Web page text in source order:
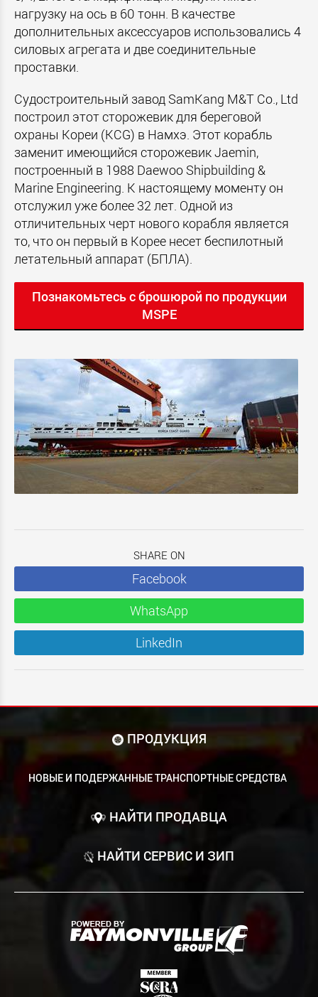
нагрузку на ось в 60 тонн. В качестве
дополнительных аксессуаров использовались 4
силовых агрегата и две соединительные
проставки.
Судостроительный завод SamKang M&T Co., Ltd
построил этот сторожевик для береговой
охраны Кореи (KCG) в Намхэ. Этот корабль
заменит имеющийся сторожевик Jaemin,
построенный в 1988 Daewoo Shipbuilding &
Marine Engineering. К настоящему моменту он
отслужил уже более 32 лет. Одной из
отличительных черт нового корабля является
то, что он первый в Корее несет беспилотный
летательный аппарат (БПЛА).
Познакомьтесь с брошюрой по продукции
MSPE
SHARE ON
Facebook
WhatsApp
LinkedIn
ПРОДУКЦИЯ
НОВЫЕ И ПОДЕРЖАННЫЕ ТРАНСПОРТНЫЕ СРЕДСТВА
НАЙТИ ПРОДАВЦА
НАЙТИ СЕРВИС И ЗИП